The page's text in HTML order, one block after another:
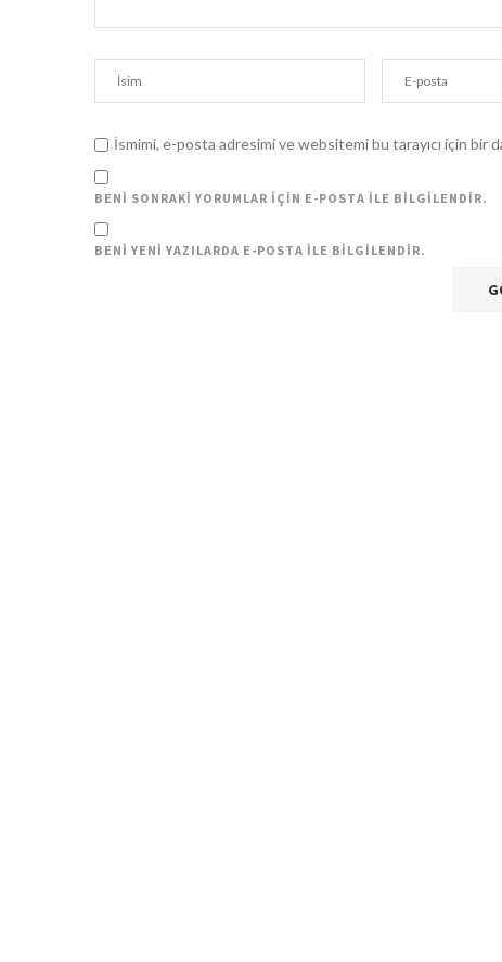
İsmimi, e-posta adresimi ve websitemi bu tarayıcı için bir
BENI SONRAKI YORUMLAR IÇIN E-POSTA ILE BILGILENDIR.
BENI YENI YAZILARDA E-POSTA ILE BILGILENDIR.